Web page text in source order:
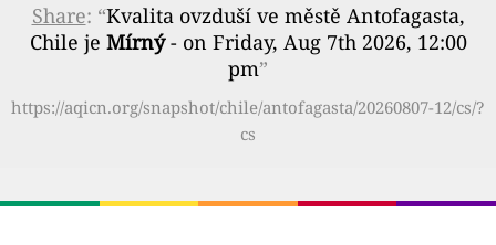
Share: “Kvalita ovzduší ve městě Antofagasta,
Chile je Mírný- on Friday, Aug 7th 2026, 12:00
pm”
https://aqicn.org/snapshot/chile/antofagasta/20260807-12/cs/?
cs